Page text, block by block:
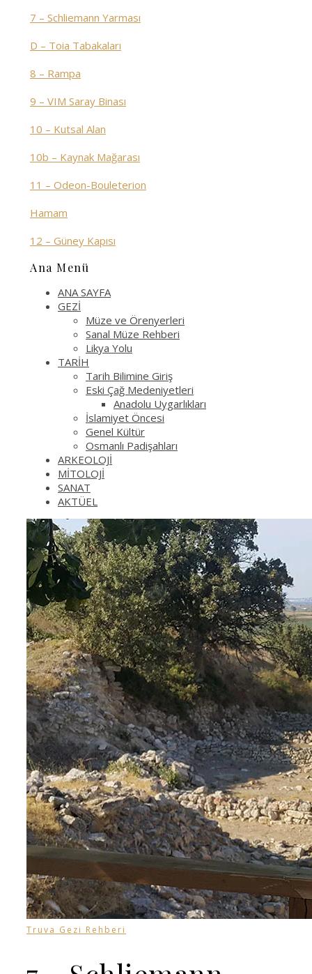
7 – Schliemann Yarması
D – Toia Tabakaları
8 – Rampa
9 – VIM Saray Binası
10 – Kutsal Alan
10b – Kaynak Mağarası
11 – Odeon-Bouleterion
Hamam
12 – Güney Kapısı
Ana Menü
ANA SAYFA
GEZİ
Müze ve Örenyerleri
Sanal Müze Rehberi
Likya Yolu
TARİH
Tarih Bilimine Giriş
Eski Çağ Medeniyetleri
Anadolu Uygarlıkları
İslamiyet Öncesi
Genel Kültür
Osmanlı Padişahları
ARKEOLOJİ
MİTOLOJİ
SANAT
AKTÜEL
Truva Gezi Rehberi